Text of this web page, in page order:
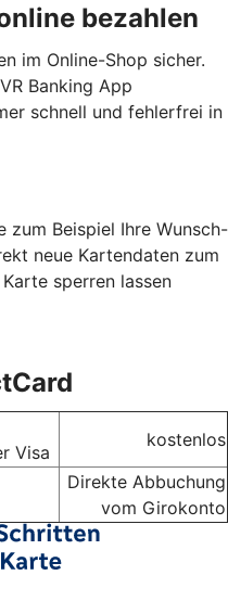
bezahlen
im Online-Shop sicher.
Banking App
schnell und fehlerfrei in
zum Beispiel Ihre Wunsch-
neue Kartendaten zum
sperren lassen
Visa
kostenlos
Direkte Abbuchung
vom Girokonto